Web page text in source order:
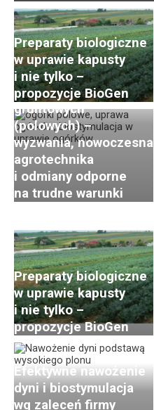
Preparaty biologiczne
w uprawie kapusty
i nie tylko –
propozycje BioGen
Uprawa ogórków
gruntowych
(polowych) –
wyzwania, nowoczesna
agrotechnika
i odmiany odporne
na trudne warunki
Preparaty biologiczne
w uprawie kapusty
i nie tylko –
propozycje BioGen
Efektywne nawożenie
dyni i biostymulacja
wg zaleceń firmy